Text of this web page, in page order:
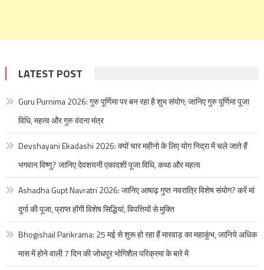
LATEST POST
Guru Purnima 2026: गुरु पूर्णिमा पर बन रहा है शुभ संयोग; जानिए गुरु पूर्णिमा पूजा
विधि, महत्व और गुरु वंदना मंत्र
Devshayani Ekadashi 2026: क्यों चार महीनो के लिए योग निद्रा में चले जाते हैं
भगवान विष्णु? जानिए देवशयनी एकादशी पूजा विधि, कथा और महत्व
Ashadha Gupt Navratri 2026: जानिए आषाढ़ गुप्त नवरात्रि विशेष संयोग? करें मां
दुर्गा की पूजा, प्राप्त होंगी विशेष सिद्धियां, विपत्तियों से मुक्ति
Bhogishail Parikrama: 25 मई से शुरू हो रहा हैं मारवाड़ का महाकुंभ, जानिये अधिक
मास में होने वाली 7 दिन की जोधपुर भोगिशैल परिक्रमा के बारे में